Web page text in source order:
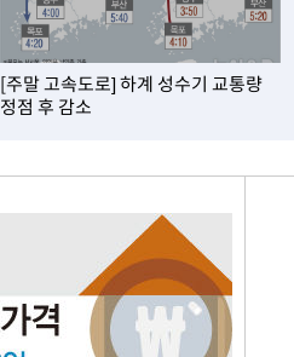
[주말 고속도로] 하계 성수기 교통량
정점 후 감소